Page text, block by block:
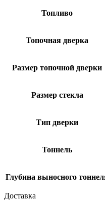
Топливо
Топочная дверка
Размер топочной дверки
Размер стекла
Тип дверки
Тоннель
Глубина выносного
Доставка